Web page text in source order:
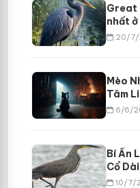
Great
nhất ở
20/7/
Mèo
Tâm
Mèo
6/6/
Bí Ẩn
Cổ
10/7/